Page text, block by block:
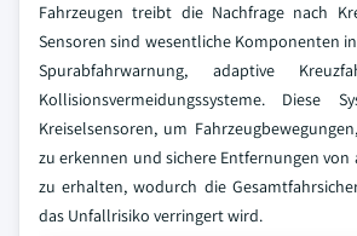
Fahrzeugen treibt die Nachfrage nach
Sensoren sind wesentliche Komponenten
Spurabfahrwarnung, adaptive
Kollisionsvermeidungssysteme. Diese
Kreiselsensoren, um
zu erkennen und sichere Entfernungen von
zu erhalten, wodurch die
das Unfallrisiko verringert wird.